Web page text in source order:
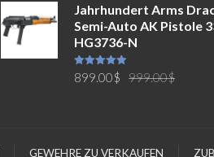
war:
ist:
Jahrhundert Arms
Semi-Auto AK Pistole
HG3736-N
Bewertet mit
5.00von 5 999.00$
899.00$
GEWEHRE ZU VERKAUFEN